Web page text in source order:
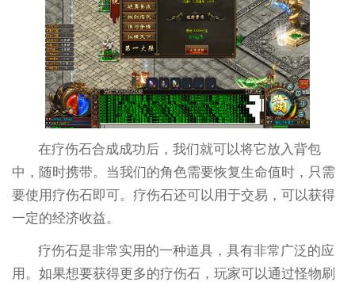
在疗伤石合成成功后，我们就可以将它放入背包
中，随时携带。当我们的角色需要恢复生命值时，只需
要使用疗伤石即可。疗伤石还可以用于交易，可以获得
一定的经济收益。
疗伤石是非常实用的一种道具，具有非常广泛的应
用。如果想要获得更多的疗伤石，玩家可以通过怪物刷